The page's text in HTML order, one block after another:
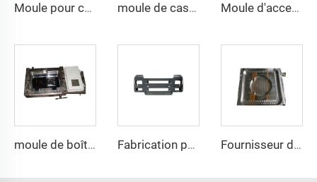
Moule pour casque de compression PE avec rails latéraux - Technologie de moulage par compression pour casques moule de casque en composite pasgt par compression Moule d'accessoires de casque balistique à la mode à Taizhou
moule de boîte de jonction avec chauffage à l'huile et grille électrique en SMC Fabrication professionnelle de moules en SMC pour ailes arrière Fournisseur de moules de couvercle de puits en FRP par compression